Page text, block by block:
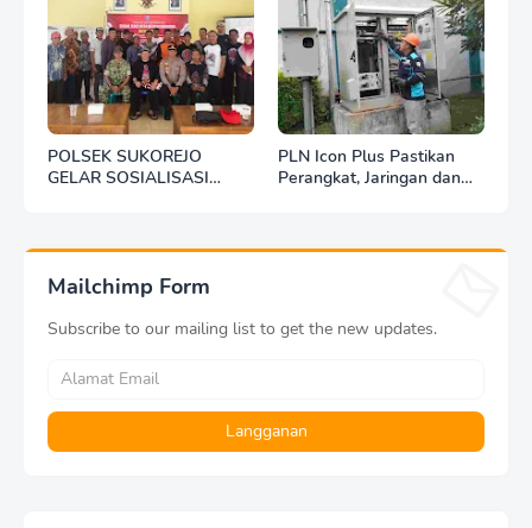
POLSEK SUKOREJO
GELAR SOSIALISASI
PLN Icon Plus Pastikan
Perangkat, Jaringan dan
Mailchimp Form
Subscribe to our mailing list to get the new updates.